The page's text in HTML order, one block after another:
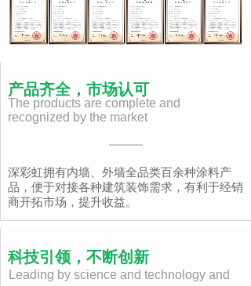
科技引领，不断创新
Leading by science and technology and
产品齐全，市场认可
​​深彩虹拥有内墙、外墙全品类百余种涂料产
品，便于对接各种建筑装饰需求，有利于经销
商开拓市场，提升收益。
The products are complete and
recognized by the market